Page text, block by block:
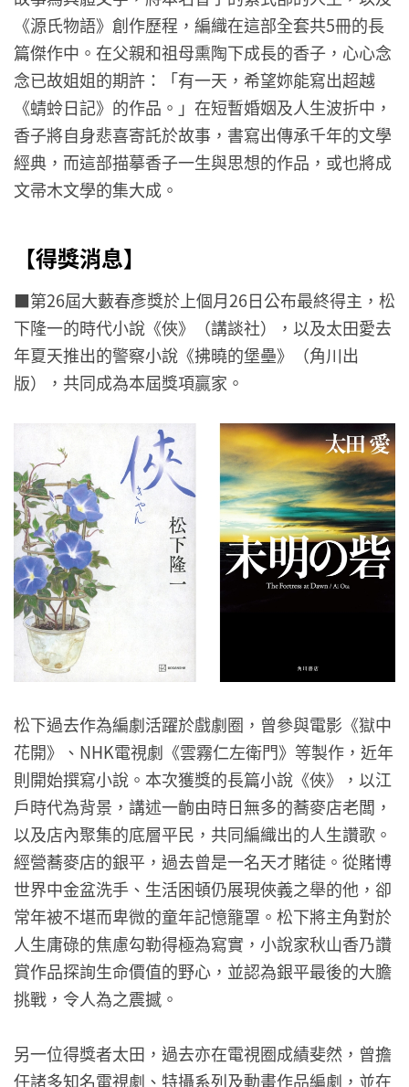
《源氏物語》創作歷程，編織在這部全套共5冊的長
篇傑作中。在父親和祖母熏陶下成長的香子，心心念
念已故姐姐的期許：「有一天，希望妳能寫出超越
《蜻蛉日記》的作品。」在短暫婚姻及人生波折中，
香子將自身悲喜寄託於故事，書寫出傳承千年的文學
經典，而這部描摹香子一生與思想的作品，或也將成
文帚木文學的集大成。
【得獎消息】
■第26屆大藪春彥獎於上個月26日公布最終得主，松
下隆一的時代小說《俠》（講談社），以及太田愛去
年夏天推出的警察小說《拂曉的堡壘》（角川出
版），共同成為本屆獎項贏家。
松下過去作為編劇活躍於戲劇圈，曾參與電影《獄中
花開》、NHK電視劇《雲霧仁左衛門》等製作，近年
則開始撰寫小說。本次獲獎的長篇小說《俠》，以江
戶時代為背景，講述一齣由時日無多的蕎麥店老闆，
以及店內聚集的底層平民，共同編織出的人生讚歌。
經營蕎麥店的銀平，過去曾是一名天才賭徒。從賭博
世界中金盆洗手、生活困頓仍展現俠義之舉的他，卻
常年被不堪而卑微的童年記憶籠罩。松下將主角對於
人生庸碌的焦慮勾勒得極為寫實，小說家秋山香乃讚
賞作品探詢生命價值的野心，並認為銀平最後的大膽
挑戰，令人為之震撼。
另一位得獎者太田，過去亦在電視圈成績斐然，曾擔
任諸多知名電視劇、特攝系列及動畫作品編劇，並在